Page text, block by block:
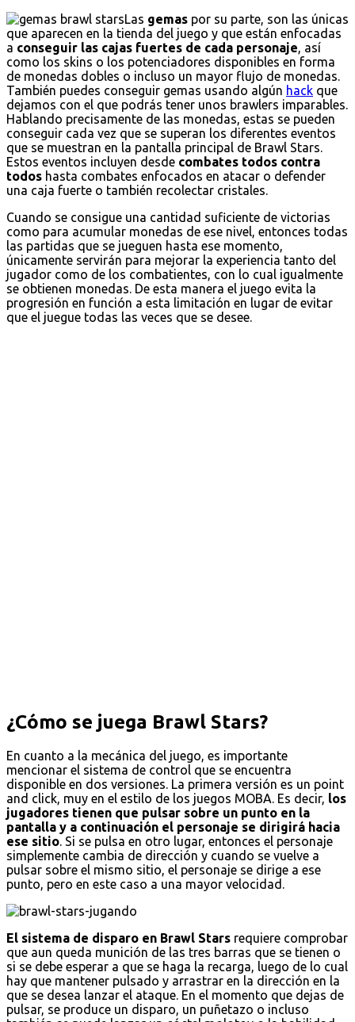
Las gemas por su parte, son las únicas
que aparecen en la tienda del juego y que están enfocadas
a conseguir las cajas fuertes de cada personaje , así
como los skins o los potenciadores disponibles en forma
de monedas dobles o incluso un mayor flujo de monedas.
También puedes conseguir gemas usando algún hack que
dejamos con el que podrás tener unos brawlers imparables.
Hablando precisamente de las monedas, estas se pueden
conseguir cada vez que se superan los diferentes eventos
que se muestran en la pantalla principal de Brawl Stars.
Estos eventos incluyen desde combates todos contra
todos hasta combates enfocados en atacar o defender
una caja fuerte o también recolectar cristales.
Cuando se consigue una cantidad suficiente de victorias
como para acumular monedas de ese nivel, entonces todas
las partidas que se jueguen hasta ese momento,
únicamente servirán para mejorar la experiencia tanto del
jugador como de los combatientes, con lo cual igualmente
se obtienen monedas. De esta manera el juego evita la
progresión en función a esta limitación en lugar de evitar
que el juegue todas las veces que se desee.
¿Cómo se juega Brawl Stars?
En cuanto a la mecánica del juego, es importante
mencionar el sistema de control que se encuentra
disponible en dos versiones. La primera versión es un point
and click, muy en el estilo de los juegos MOBA. Es decir, los
jugadores tienen que pulsar sobre un punto en la
pantalla y a continuación el personaje se dirigirá hacia
ese sitio. Si se pulsa en otro lugar, entonces el personaje
simplemente cambia de dirección y cuando se vuelve a
pulsar sobre el mismo sitio, el personaje se dirige a ese
punto, pero en este caso a una mayor velocidad.
El sistema de disparo en Brawl Stars requiere comprobar
que aun queda munición de las tres barras que se tienen o
si se debe esperar a que se haga la recarga, luego de lo cual
hay que mantener pulsado y arrastrar en la dirección en la
que se desea lanzar el ataque. En el momento que dejas de
pulsar, se produce un disparo, un puñetazo o incluso